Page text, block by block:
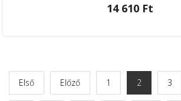
14 610 Ft
Első Előző 1 2 3